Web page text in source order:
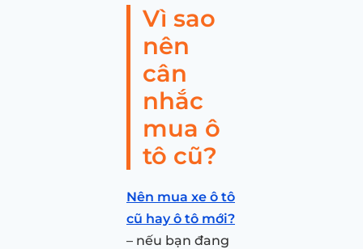
Vì sao
nên
cân
nhắc
mua ô
tô cũ?
Nên mua xe ô tô
cũ hay ô tô mới?
– nếu bạn đang